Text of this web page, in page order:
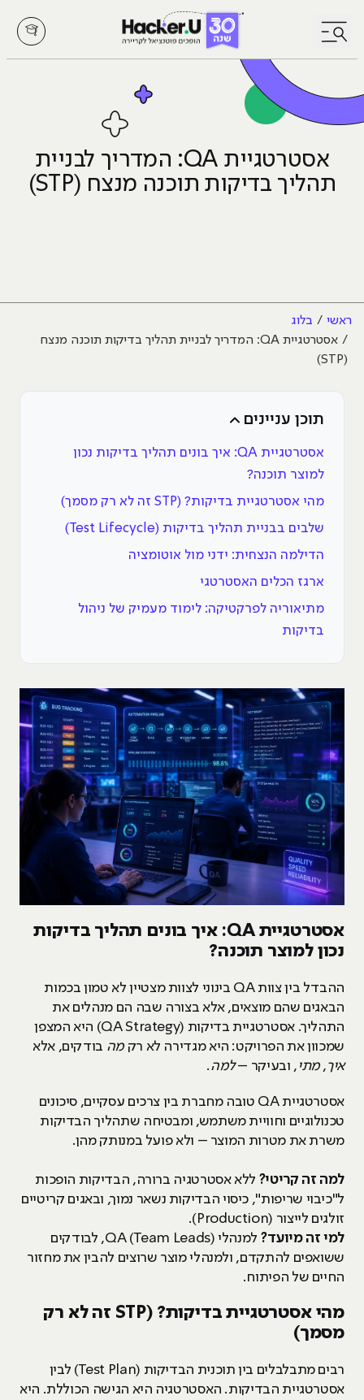
לחץ לפתיחת/סגירת תפריט
אסטרטגיית QA: המדריך לבניית
תהליך בדיקות תוכנה מנצח (STP)
ראשי
בלוג
אסטרטגיית QA: המדריך לבניית תהליך בדיקות תוכנה מנצח
(STP)
תוכן עניינים
אסטרטגיית QA: איך בונים תהליך בדיקות נכון
למוצר תוכנה?
מהי אסטרטגיית בדיקות? (STP זה לא רק מסמך)
שלבים בבניית תהליך בדיקות (Test Lifecycle)
הדילמה הנצחית: ידני מול אוטומציה
ארגז הכלים האסטרטגי
מתיאוריה לפרקטיקה: לימוד מעמיק של ניהול
בדיקות
אסטרטגייתQA: איך בונים תהליך בדיקות
נכון למוצר תוכנה?
ההבדל בין צוות QA בינוני לצוות מצטיין לא טמון בכמות
הבאגים שהם מוצאים, אלא בצורה שבה הם מנהלים את
התהליך. אסטרטגיית בדיקות (QA Strategy) היא המצפן
שמכוון את הפרויקט: היא מגדירה לא רקמה בודקים, אלא
איך,מתי , ובעיקר –למה.
אסטרטגיית QA טובה מחברת בין צרכים עסקיים, סיכונים
טכנולוגיים וחוויית משתמש, ומבטיחה שתהליך הבדיקות
משרת את מטרות המוצר – ולא פועל במנותק מהן.
למה זה קריטי? ללא אסטרטגיה ברורה, הבדיקות הופכות
ל"כיבוי שריפות", כיסוי הבדיקות נשאר נמוך, ובאגים קריטיים
זולגים לייצור (Production).
למי זה מיועד?
למנהלי (QA (Team Leads, לבודקים
ששואפים להתקדם, ולמנהלי מוצר שרוצים להבין את מחזור
החיים של הפיתוח.
מהי אסטרטגיית בדיקות? (STP זה לא רק
מסמך)
רבים מתבלבלים בין תוכנית הבדיקות (Test Plan) לבין
אסטרטגיית הבדיקות. האסטרטגיה היא הגישה הכוללת. היא